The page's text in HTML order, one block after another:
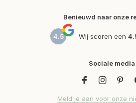
Benieuwd naar onze
4.5 Wij scoren een
Sociale media
Meld je aan voor onze